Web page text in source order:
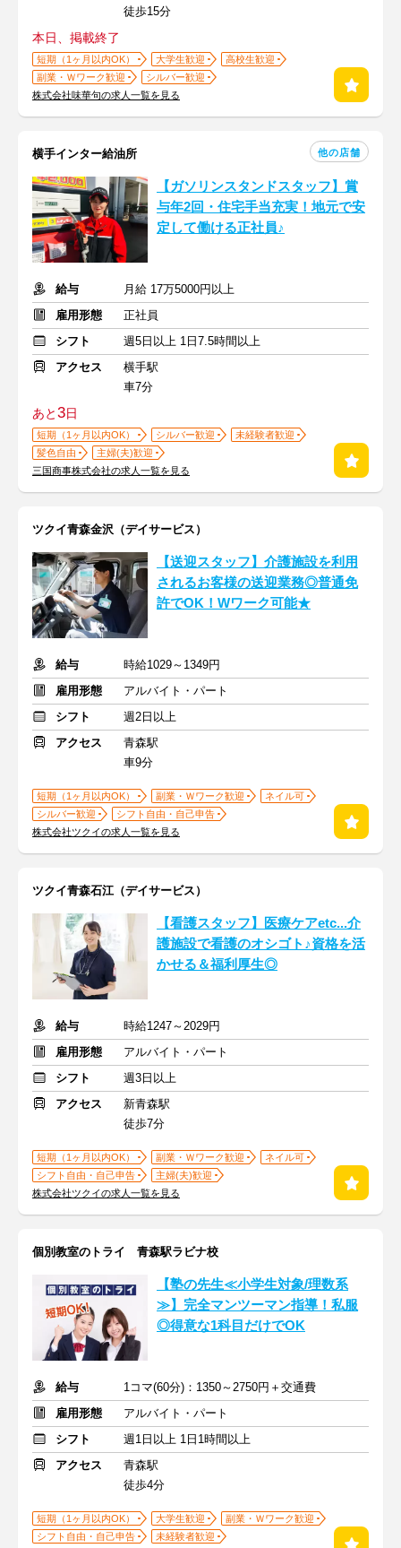
徒歩15分
本日、掲載終了
短期（1ヶ月以内OK） 大学生歓迎
高校生歓迎
副業・Ｗワーク歓迎
シルバー歓迎
株式会社味華句の求人一覧を見る
横手インター給油所 他の店舗
【ガソリンスタンドスタッフ】賞
与年2回・住宅手当充実！地元で安
定して働ける正社員♪
給与
月給 17万5000円以上
雇用形態
正社員
シフト
週5日以上 1日7.5時間以上
アクセス
横手駅
車7分
あと3日
短期（1ヶ月以内OK） シルバー歓迎
未経験者歓迎
髪色自由
主婦(夫)歓迎
三国商事株式会社の求人一覧を見る
ツクイ青森金沢（デイサービス）
【送迎スタッフ】介護施設を利用
されるお客様の送迎業務◎普通免
許でOK！Wワーク可能★
給与
時給1029～1349円
雇用形態
アルバイト・パート
シフト
週2日以上
アクセス
青森駅
車9分
短期（1ヶ月以内OK） 副業・Ｗワーク歓迎
ネイル可
シルバー歓迎
シフト自由・自己申告
株式会社ツクイの求人一覧を見る
ツクイ青森石江（デイサービス）
【看護スタッフ】医療ケアetc...介
護施設で看護のオシゴト♪資格を活
かせる＆福利厚生◎
給与
時給1247～2029円
雇用形態
アルバイト・パート
シフト
週3日以上
アクセス
新青森駅
徒歩7分
短期（1ヶ月以内OK） 副業・Ｗワーク歓迎
ネイル可
シフト自由・自己申告
主婦(夫)歓迎
株式会社ツクイの求人一覧を見る
個別教室のトライ 青森駅ラビナ校
【塾の先生≪小学生対象/理数系
≫】完全マンツーマン指導！私服
◎得意な1科目だけでOK
給与
1コマ(60分)：1350～2750円＋交通費
雇用形態
アルバイト・パート
シフト
週1日以上 1日1時間以上
アクセス
青森駅
徒歩4分
短期（1ヶ月以内OK） 大学生歓迎
副業・Ｗワーク歓迎
シフト自由・自己申告
未経験者歓迎